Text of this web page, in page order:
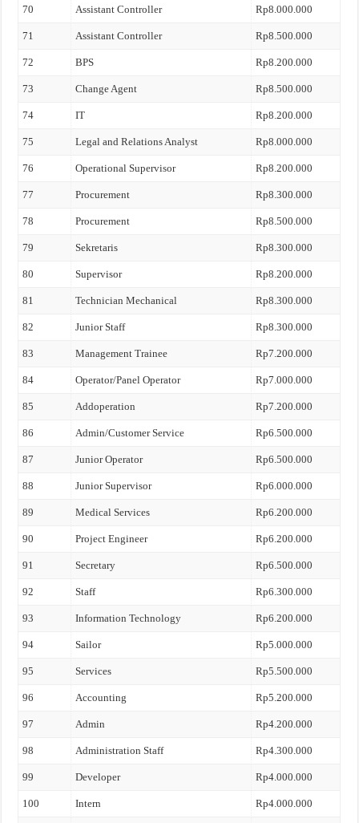
70 Assistant Controller Rp8.000.000
71 Assistant Controller Rp8.500.000
72 BPS Rp8.200.000
73 Change Agent Rp8.500.000
74 IT Rp8.200.000
75 Legal and Relations Analyst Rp8.000.000
76 Operational Supervisor Rp8.200.000
77 Procurement Rp8.300.000
78 Procurement Rp8.500.000
79 Sekretaris Rp8.300.000
80 Supervisor Rp8.200.000
81 Technician Mechanical Rp8.300.000
82 Junior Staff Rp8.300.000
83 Management Trainee Rp7.200.000
84 Operator/Panel Operator Rp7.000.000
85 Addoperation Rp7.200.000
86 Admin/Customer Service Rp6.500.000
87 Junior Operator Rp6.500.000
88 Junior Supervisor Rp6.000.000
89 Medical Services Rp6.200.000
90 Project Engineer Rp6.200.000
91 Secretary Rp6.500.000
92 Staff Rp6.300.000
93 Information Technology Rp6.200.000
94 Sailor Rp5.000.000
95 Services Rp5.500.000
96 Accounting Rp5.200.000
97 Admin Rp4.200.000
98 Administration Staff Rp4.300.000
99 Developer Rp4.000.000
100 Intern Rp4.000.000